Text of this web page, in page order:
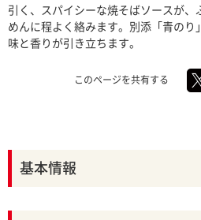
引く、スパイシーな焼そばソースが、
めんに程よく絡みます。別添「青のり
味と香りが引き立ちます。
このページを共有する
基本情報